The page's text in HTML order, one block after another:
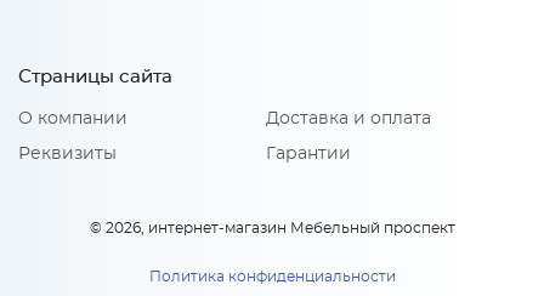
Особенности
Материал 2: МДФ, акрилит
Количество упаковок: 1
Страницы сайта
О компании
Реквизиты
Доставка и оплата
Гарантии
© 2026, интернет-магазин Мебельный проспект
Политика конфиденциальности